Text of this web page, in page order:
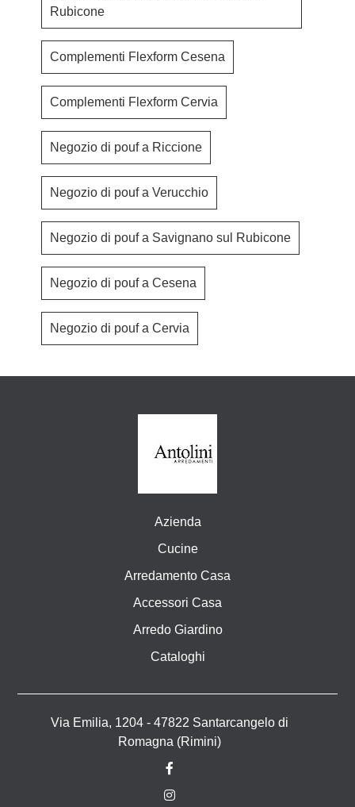
Rubicone
Complementi Flexform Cesena
Complementi Flexform Cervia
Negozio di pouf a Riccione
Negozio di pouf a Verucchio
Negozio di pouf a Savignano sul Rubicone
Negozio di pouf a Cesena
Negozio di pouf a Cervia
Azienda
Cucine
Arredamento Casa
Accessori Casa
Arredo Giardino
Cataloghi
Via Emilia, 1204 - 47822 Santarcangelo di
Romagna (Rimini)